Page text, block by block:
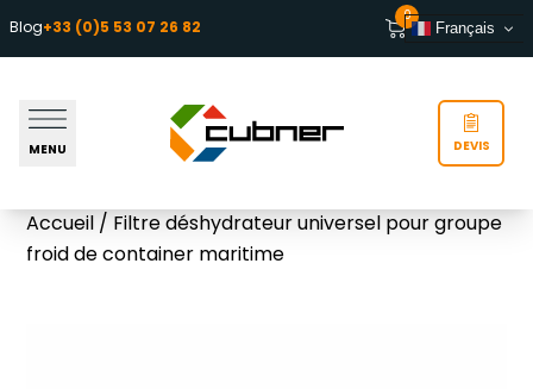
Aller au contenu
Blog+33 (0)5 53 07 26 82
0
Français
MENU DEVIS
Accueil/ Filtre déshydrateur universel pour groupe
froid de container maritime